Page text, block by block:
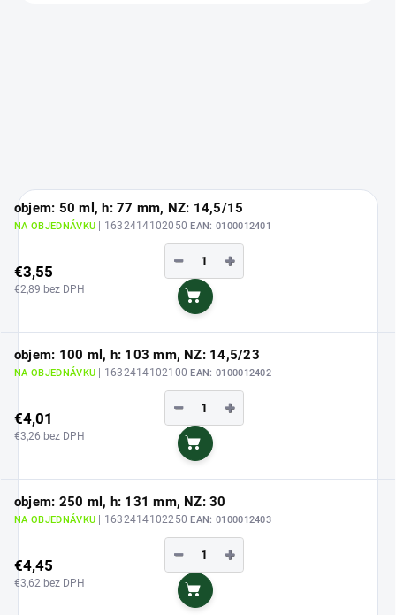
objem: 50 ml, h: 77 mm, NZ: 14,5/15
NA OBJEDNÁVKU | 1632414102050EAN: 0100012401
€3,55
€2,89 bez DPH
+
−
Do košíka
objem: 100 ml, h: 103 mm, NZ: 14,5/23
NA OBJEDNÁVKU | 1632414102100EAN: 0100012402
€4,01
€3,26 bez DPH
+
−
Do košíka
objem: 250 ml, h: 131 mm, NZ: 30
NA OBJEDNÁVKU | 1632414102250EAN: 0100012403
€4,45
€3,62 bez DPH
+
−
Do košíka